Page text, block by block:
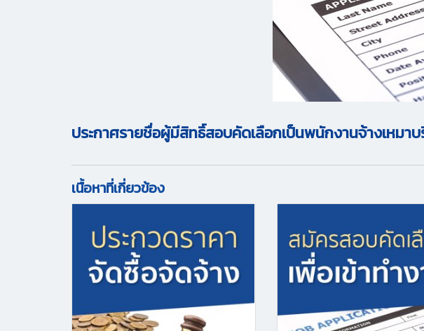
ประกาศรายชื่อผู้มีสิทธิ์สอบคัดเลือกเป็นพนักงานจ้างเหมา
เนื้อหาที่เกี่ยวข้อง